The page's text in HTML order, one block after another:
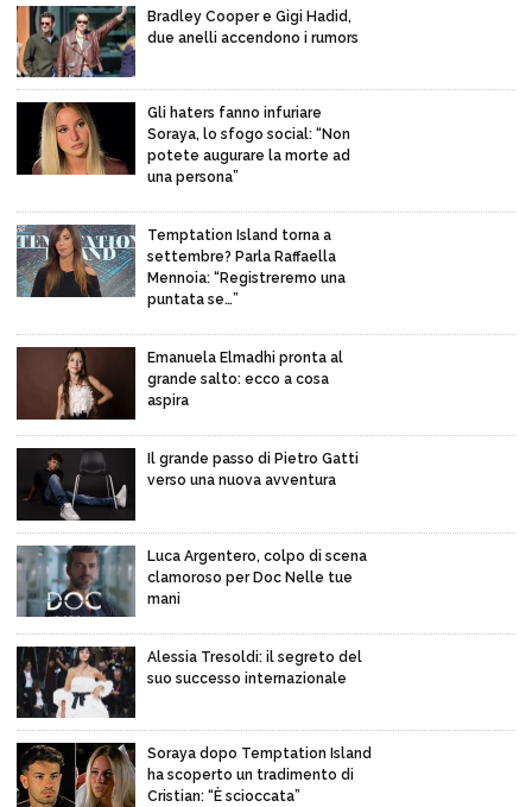
Bradley Cooper e Gigi Hadid,
due anelli accendono i rumors
Gli haters fanno infuriare
Soraya, lo sfogo social: “Non
potete augurare la morte ad
una persona”
Temptation Island torna a
settembre? Parla Raffaella
Mennoia: “Registreremo una
puntata se…”
Emanuela Elmadhi pronta al
grande salto: ecco a cosa
aspira
Il grande passo di Pietro Gatti
verso una nuova avventura
Luca Argentero, colpo di scena
clamoroso per Doc Nelle tue
mani
Alessia Tresoldi: il segreto del
suo successo internazionale
Soraya dopo Temptation Island
ha scoperto un tradimento di
Cristian: “È scioccata”